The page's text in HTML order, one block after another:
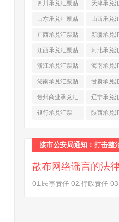
现 (912)
现(123)
四川承兑汇票贴
现(790)
天津承兑
现(242)
山东承兑汇票贴
现(874)
山西承兑
现(463)
广西承兑汇票贴
现(278)
新疆承兑
现(264)
江西承兑汇票贴
现(366)
河北承兑
现(374)
浙江承兑汇票贴
现(691)
海南承兑
现(145)
湖南承兑汇票贴
现(453)
甘肃承兑
现(194)
贵州商业承兑汇
票(284)
辽宁承兑
现(344)
银行承兑汇票
陕西承兑
接市公安局通知：打击整
散布网络谣言的法
01.民事责任 02.行政责任